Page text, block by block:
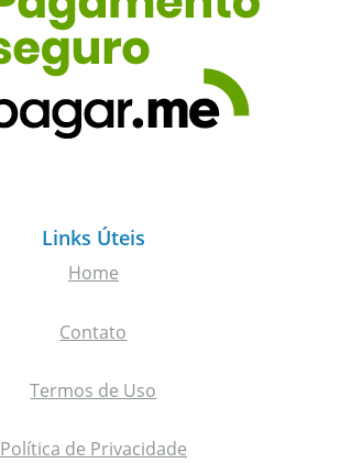
Links Úteis
Home
Contato
Termos de Uso
Política de Privacidade